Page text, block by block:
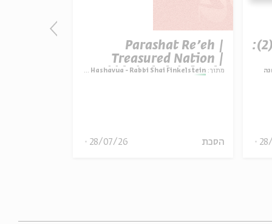
Parashat Re’eh |
Treasured Nation |
Rabbi Shai Finkelstein
מתוך: Parashat Hashavua - Rabbi Shai Finkelstein
הסכת 28/07/26
פרק 507 – אווה אילוז (2):